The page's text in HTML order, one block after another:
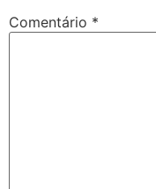
Comentário *